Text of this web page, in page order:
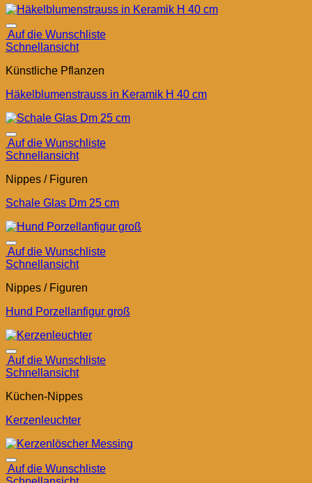
Auf die Wunschliste
Schnellansicht
Künstliche Pflanzen
Häkelblumenstrauss in Keramik H 40 cm
Auf die Wunschliste
Schnellansicht
Nippes / Figuren
Schale Glas Dm 25 cm
Auf die Wunschliste
Schnellansicht
Nippes / Figuren
Hund Porzellanfigur groß
Auf die Wunschliste
Schnellansicht
Küchen-Nippes
Kerzenleuchter
Auf die Wunschliste